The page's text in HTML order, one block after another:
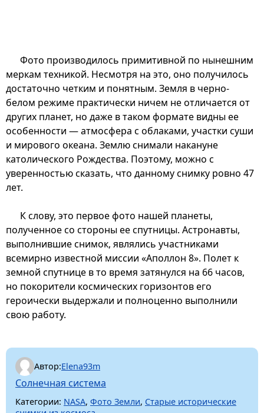
Фото производилось примитивной по нынешним
меркам техникой. Несмотря на это, оно получилось
достаточно четким и понятным. Земля в черно-
белом режиме практически ничем не отличается от
других планет, но даже в таком формате видны ее
особенности — атмосфера с облаками, участки суши
и мирового океана. Землю снимали накануне
католического Рождества. Поэтому, можно с
уверенностью сказать, что данному снимку ровно 47
лет.
К слову, это первое фото нашей планеты,
полученное со стороны ее спутницы. Астронавты,
выполнившие снимок, являлись участниками
всемирно известной миссии «Аполлон 8». Полет к
земной спутнице в то время затянулся на 66 часов,
но покорители космических горизонтов его
героически выдержали и полноценно выполнили
свою работу.
Автор:Elena93m
Солнечная система
Категории: NASA, Фото Земли, Старые исторические